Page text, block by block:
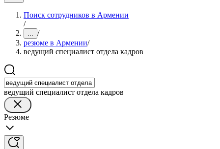
Поиск сотрудников в Армении
/
... /
резюме в Армении/
ведущий специалист отдела кадров
ведущий специалист отдела кадров
Резюме